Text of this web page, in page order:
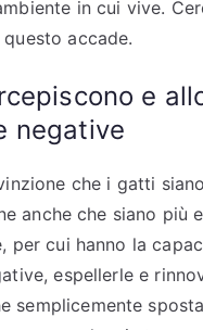
in cui vive.
accade.
e
negative
che i gatti
anche che siano più
per cui hanno la
espellerle e
semplicemente